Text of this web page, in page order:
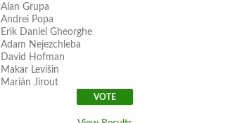
Alan Grupa
Andrei Popa
Erik Daniel Gheorghe
Adam Nejezchleba
David Hofman
Makar Levišin
Marián Jirout